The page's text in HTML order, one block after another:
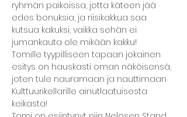
ryhmän paikoissa, jotta käteen jää
edes bonuksia, ja riisikakkua saa
kutsua kakuksi, vaikka sehän ei
jumankauta ole mikään kakku!
Tomille tyypilliseen tapaan jokainen
esitys on hauskasti oman näköisensä,
joten tule nauramaan ja nauttimaan
Kulttuurikellarille ainutlaatuisesta
keikasta!